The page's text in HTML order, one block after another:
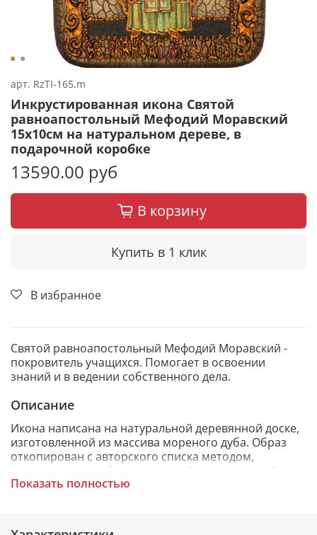
арт. RzTI-165.m
Инкрустированная икона Святой
равноапостольный Мефодий Моравский
15х10см на натуральном дереве, в
подарочной коробке
13590.00 руб
В корзину
Купить в 1 клик
В избранное
Святой равноапостольный Мефодий Моравский -
покровитель учащихся. Помогает в освоении
знаний и в ведении собственного дела.
Описание
Икона написана на натуральной деревянной доске,
изготовленной из массива мореного дуба. Образ
откопирован с авторского списка методом,
получившим одобрение русской православной
церкви.
Показать полностью